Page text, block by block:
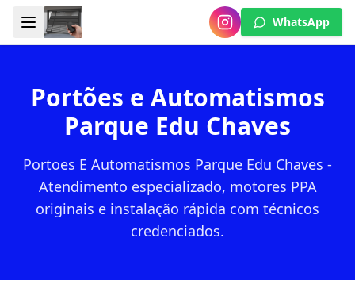
WhatsApp
Portões e Automatismos
Parque Edu Chaves
Portoes E Automatismos Parque Edu Chaves -
Atendimento especializado, motores PPA
originais e instalação rápida com técnicos
credenciados.